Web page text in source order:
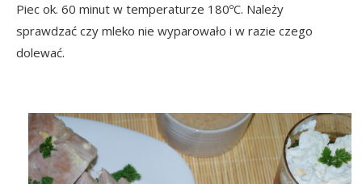
Piec ok. 60 minut w temperaturze 180ºC. Należy
sprawdzać czy mleko nie wyparowało i w razie czego
dolewać.